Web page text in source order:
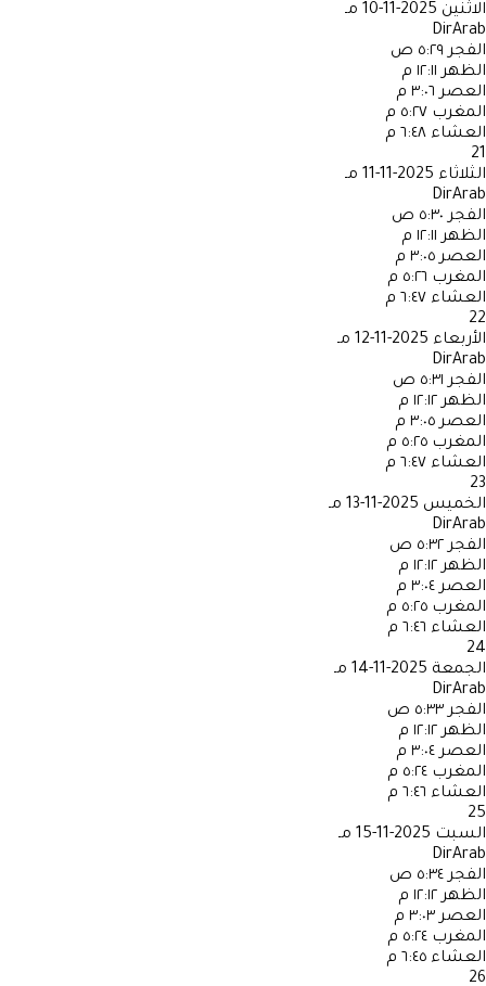
الاثنين 2025-11-10 مـ
DirArab
الفجر ٥:٢٩ ص
الظهر ١٢:١١ م
العصر ٣:٠٦ م
المغرب ٥:٢٧ م
العشاء ٦:٤٨ م
21
الثلاثاء 2025-11-11 مـ
DirArab
الفجر ٥:٣٠ ص
الظهر ١٢:١١ م
العصر ٣:٠٥ م
المغرب ٥:٢٦ م
العشاء ٦:٤٧ م
22
الأربعاء 2025-11-12 مـ
DirArab
الفجر ٥:٣١ ص
الظهر ١٢:١٢ م
العصر ٣:٠٥ م
المغرب ٥:٢٥ م
العشاء ٦:٤٧ م
23
الخميس 2025-11-13 مـ
DirArab
الفجر ٥:٣٢ ص
الظهر ١٢:١٢ م
العصر ٣:٠٤ م
المغرب ٥:٢٥ م
العشاء ٦:٤٦ م
24
الجمعة 2025-11-14 مـ
DirArab
الفجر ٥:٣٣ ص
الظهر ١٢:١٢ م
العصر ٣:٠٤ م
المغرب ٥:٢٤ م
العشاء ٦:٤٦ م
25
السبت 2025-11-15 مـ
DirArab
الفجر ٥:٣٤ ص
الظهر ١٢:١٢ م
العصر ٣:٠٣ م
المغرب ٥:٢٤ م
العشاء ٦:٤٥ م
26